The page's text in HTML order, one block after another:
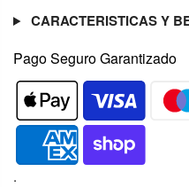
CARACTERISTICAS Y
Pago Seguro Garantizado
.